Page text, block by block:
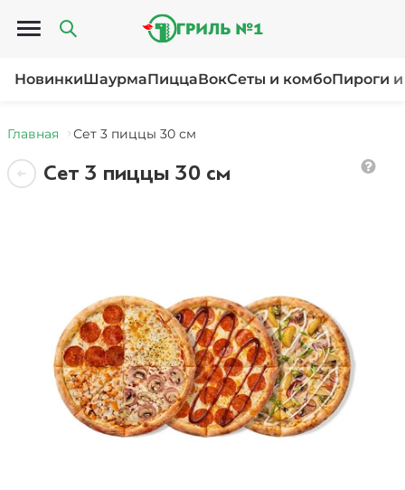
Открыть меню
НовинкиШаурмаПиццаВокСеты и комбоПироги
Главная Сет 3 пиццы 30 см
Сет 3 пиццы 30 см